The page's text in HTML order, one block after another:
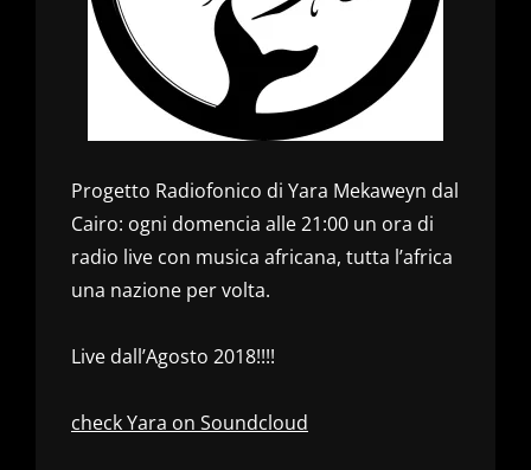
Progetto Radiofonico di Yara Mekaweyn dal
Cairo: ogni domencia alle 21:00 un ora di
radio live con musica africana, tutta l’africa
una nazione per volta.
Live dall’Agosto 2018!!!!
check Yara on Soundcloud